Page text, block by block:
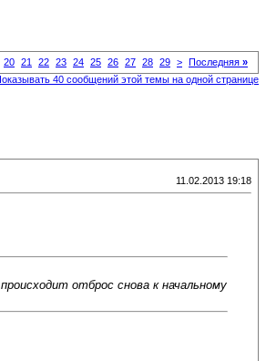
20 21 22 23 24 25 26 27 28 29 > Последняя »
40 сообщений этой темы на одной странице
11.02.2013 19:18
отброс снова к начальному